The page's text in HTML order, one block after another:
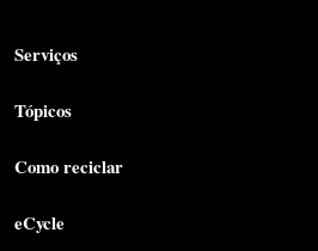
Serviços
Tópicos
Como reciclar
eCycle